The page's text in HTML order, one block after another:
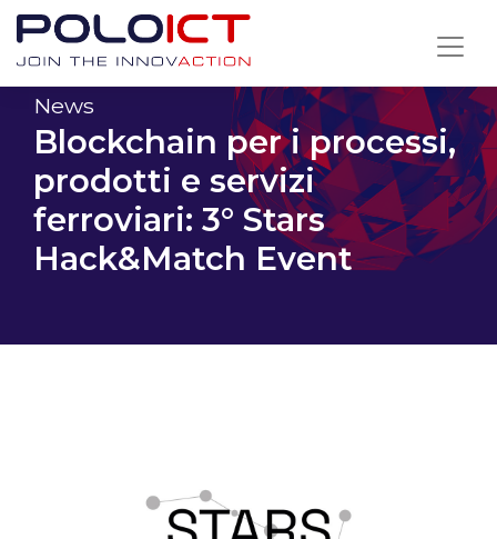
Skip
contentNews
Blockchain per i processi,
prodotti e servizi
ferroviari: 3° Stars
Hack&Match Event